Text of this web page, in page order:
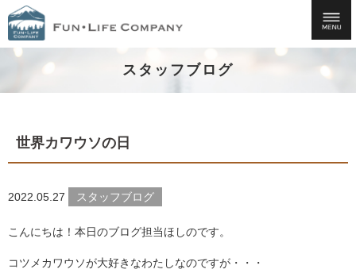
スタッフブログ
世界カワウソの日
2022.05.27 スタッフブログ
こんにちは！本日のブログ担当ほしのです。
コツメカワウソが大好きなわたしなのですが・・・